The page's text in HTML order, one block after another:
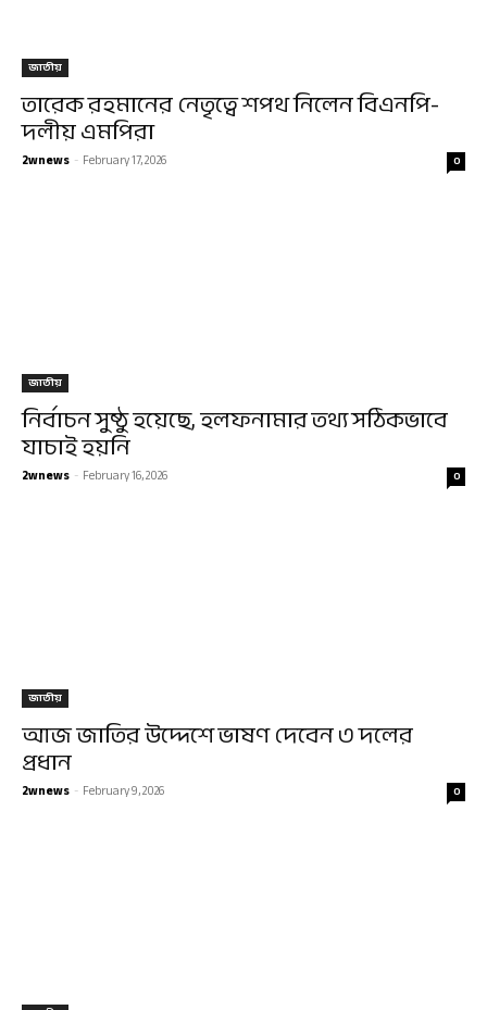
জাতীয়
তারেক রহমানের নেতৃত্বে শপথ নিলেন বিএনপি-
দলীয় এমপিরা
2wnews - February 17, 2026 0
জাতীয়
নির্বাচন সুষ্ঠু হয়েছে, হলফনামার তথ্য সঠিকভাবে
যাচাই হয়নি
2wnews - February 16, 2026 0
জাতীয়
আজ জাতির উদ্দেশে ভাষণ দেবেন ৩ দলের
প্রধান
2wnews - February 9, 2026 0